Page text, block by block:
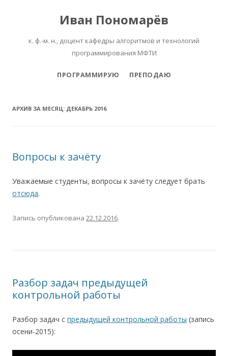
Иван Пономарёв
к. ф.-м. н., доцент кафедры алгоритмов и технологий
программирования МФТИ
Перейти к содержимому
ПРОГРАММИРУЮ ПРЕПОДАЮ
АРХИВ ЗА МЕСЯЦ: ДЕКАБРЬ 2016
Вопросы к зачёту
Уважаемые студенты, вопросы к зачёту следует брать
отсюда.
Запись опубликована 22.12.2016.
Разбор задач предыдущей
контрольной работы
Разбор задач с предыдущей контрольной работы (запись
осени-2015):